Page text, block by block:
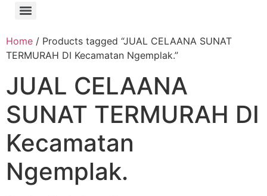
Home / Products tagged “JUAL CELAANA SUNAT
TERMURAH DI Kecamatan Ngemplak.”
JUAL CELAANA
SUNAT TERMURAH DI
Kecamatan
Ngemplak.